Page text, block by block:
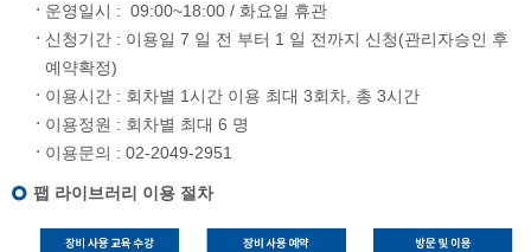
운영일시 : 09:00~18:00 / 화요일 휴관
신청기간 : 이용일 7 일 전 부터 1 일 전까지 신청(관리자승인 후
예약확정)
이용시간 : 회차별 1시간 이용 최대 3회차, 총 3시간
이용정원 : 회차별 최대 6 명
이용문의 : 02-2049-2951
팹 라이브러리 이용 절차